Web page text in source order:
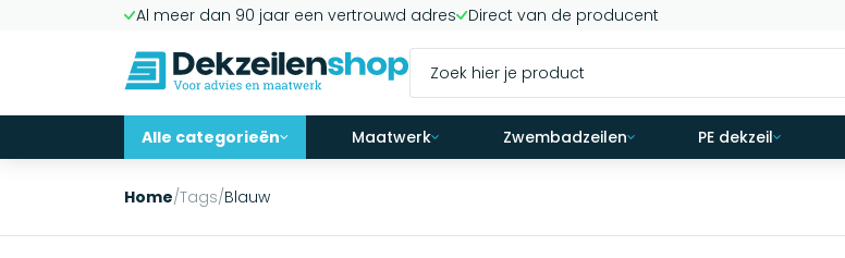
Al meer dan 90 jaar een vertrouwd adres Direct van de producent
Alle categorieën Maatwerk Zwembadzeilen PE dekzeil
Home/Tags/Blauw